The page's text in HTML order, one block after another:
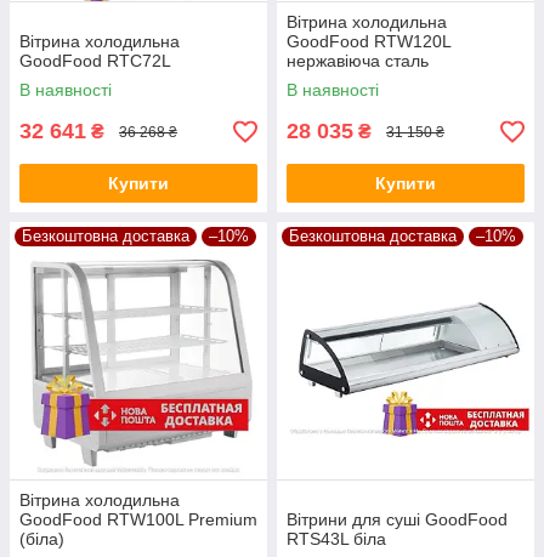
Вітрина холодильна
GoodFood RTC72L
В наявності
32 641 ₴ 36 268 ₴
Купити
Вітрина холодильна
GoodFood RTW120L
нержавіюча сталь
В наявності
28 035 ₴ 31 150 ₴
Купити
Безкоштовна доставка –10%
Вітрина холодильна
GoodFood RTW100L Premium
(біла)
Безкоштовна доставка –10%
Вітрини для суші GoodFood
RTS43L біла